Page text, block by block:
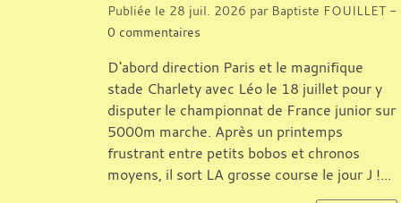
Publiée le 28 juil. 2026 par Baptiste FOUILLET -
0 commentaires
D'abord direction Paris et le magnifique
stade Charlety avec Léo le 18 juillet pour y
disputer le championnat de France junior sur
5000m marche. Après un printemps
frustrant entre petits bobos et chronos
moyens, il sort LA grosse course le jour J !...